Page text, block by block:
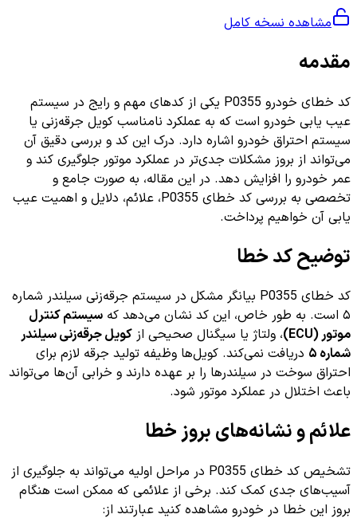
مشاهده نسخه کامل
مقدمه
کد خطای خودرو P0355 یکی از کدهای مهم و رایج در سیستم
عیب یابی خودرو است که به عملکرد نامناسب کویل جرقه‌زنی یا
سیستم احتراق خودرو اشاره دارد. درک این کد و بررسی دقیق آن
می‌تواند از بروز مشکلات جدی‌تر در عملکرد موتور جلوگیری کند و
عمر خودرو را افزایش دهد. در این مقاله، به صورت جامع و
تخصصی به بررسی کد خطای P0355، علائم، دلایل و اهمیت عیب
یابی آن خواهیم پرداخت.
توضیح کد خطا
کد خطای P0355 بیانگر مشکل در سیستم جرقه‌زنی سیلندر شماره
۵ است. به طور خاص، این کد نشان می‌دهد که
سیستم کنترل
موتور (ECU)
، ولتاژ یا سیگنال صحیحی از کویل جرقه‌زنی سیلندر
شماره ۵
دریافت نمی‌کند. کویل‌ها وظیفه تولید جرقه لازم برای
احتراق سوخت در سیلندرها را بر عهده دارند و خرابی آن‌ها می‌تواند
باعث اختلال در عملکرد موتور شود.
علائم و نشانه‌های بروز خطا
تشخیص کد خطای P0355 در مراحل اولیه می‌تواند به جلوگیری از
آسیب‌های جدی کمک کند. برخی از علائمی که ممکن است هنگام
بروز این خطا در خودرو مشاهده کنید عبارتند از: